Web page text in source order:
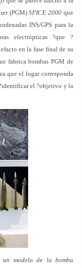
(PGM)SPICE 2000 que
INS/GPS para la
electrópticas ?que ?
en la fase final de su
fabrica bombas PGM de
que el lugar corresponda
el ?objetivo y la
un modelo de la bomba